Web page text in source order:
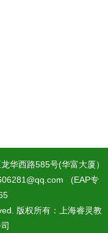
华西路585号(华富大厦）
(EAP专
版权所有：上海睿灵教